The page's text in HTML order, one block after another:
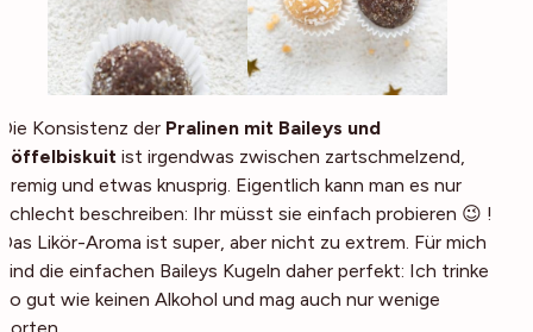
Die Konsistenz der Pralinen mit Baileys und
Löffelbiskuit ist irgendwas zwischen zartschmelzend,
cremig und etwas knusprig. Eigentlich kann man es nur
schlecht beschreiben: Ihr müsst sie einfach probieren 😉 !
Das Likör-Aroma ist super, aber nicht zu extrem. Für mich
sind die einfachen Baileys Kugeln daher perfekt: Ich trinke
so gut wie keinen Alkohol und mag auch nur wenige